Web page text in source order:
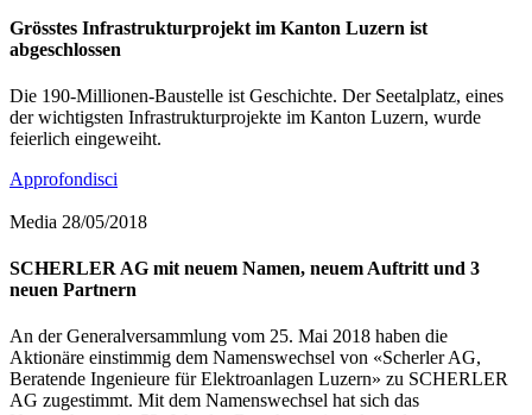
Grösstes Infrastrukturprojekt im Kanton Luzern ist
abgeschlossen
Die 190-Millionen-Baustelle ist Geschichte. Der Seetalplatz, eines
der wichtigsten Infrastrukturprojekte im Kanton Luzern, wurde
feierlich eingeweiht.
Approfondisci
Media 28/05/2018
SCHERLER AG mit neuem Namen, neuem Auftritt und 3
neuen Partnern
An der Generalversammlung vom 25. Mai 2018 haben die
Aktionäre einstimmig dem Namenswechsel von «Scherler AG,
Beratende Ingenieure für Elektroanlagen Luzern» zu SCHERLER
AG zugestimmt. Mit dem Namenswechsel hat sich das